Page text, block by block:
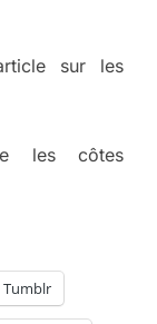
sur les
les côtes
Tumblr